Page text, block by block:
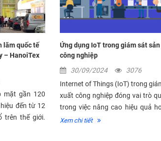
lãm quốc tế
– HanoiTex
mặt gần 120
đến từ 12
trên thế giới.
tọa...
Ứng dụng IoT trong giám sát
công nghiệp
30/09/2024
3076
Internet of Things (IoT) trong
xuất công nghiệp đóng vai trò
trong việc nâng cao hiệu quả
tối ưu hóa quy trình, và cải thiện
Xem chi tiết